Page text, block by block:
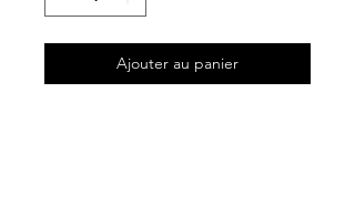
Ajouter au panier